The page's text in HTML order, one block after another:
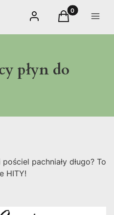
Zaloguj sięProdukty w
Koszyk Menu
płyn do
pachniały długo? To
HITY!